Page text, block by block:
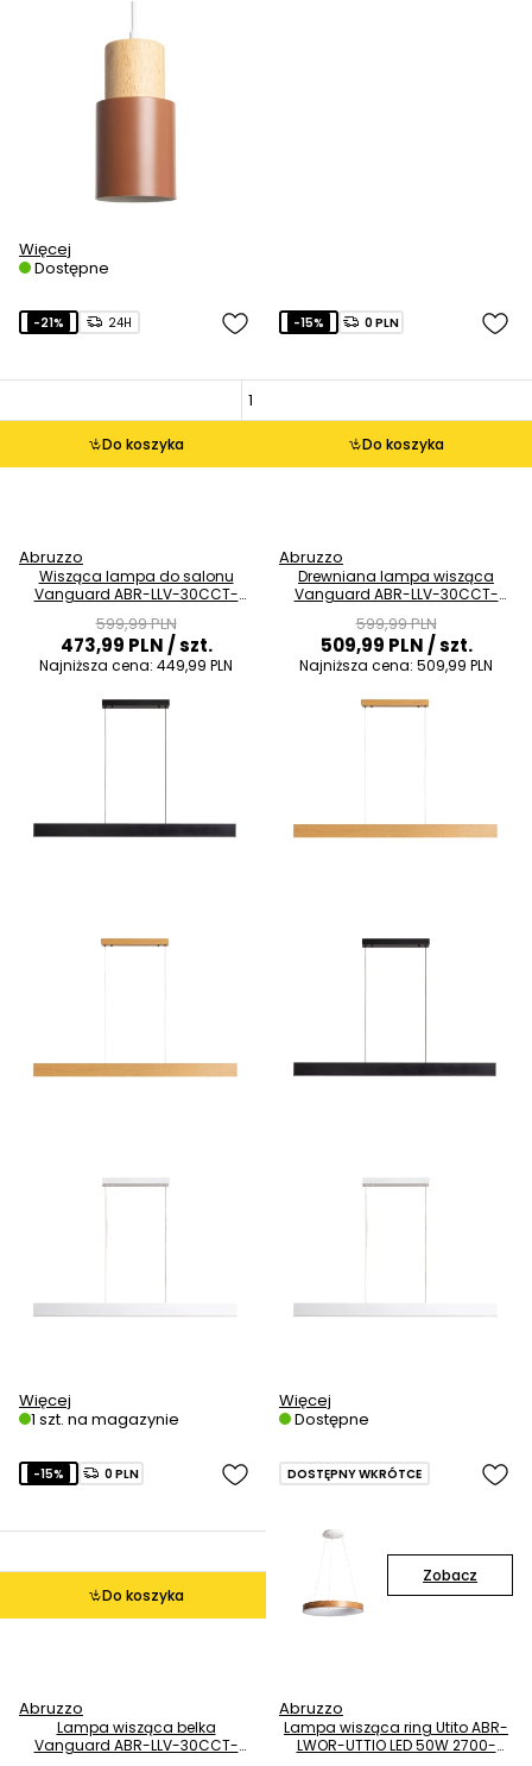
Więcej
Dostępne
Do koszyka
-21% 24H
Abruzzo
Wisząca lampa do salonu
Vanguard ABR-LLV-30CCT-
czarny
599,99 PLN
473,99 PLN/ szt.
Najniższa cena: 449,99 PLN
Więcej
1 szt. na magazynie
Do koszyka
-15% 0 PLN
Abruzzo
Drewniana lampa wisząca
Vanguard ABR-LLV-30CCT-
biała
599,99 PLN
509,99 PLN/ szt.
Najniższa cena: 509,99 PLN
Więcej
Dostępne
Do koszyka
-15% 0 PLN
Abruzzo
Lampa wisząca belka
Vanguard ABR-LLV-30CCT-
Zobacz
DOSTĘPNY WKRÓTCE
Abruzzo
Lampa wisząca ring Utito ABR-
LWOR-UTTIO LED 50W 2700-